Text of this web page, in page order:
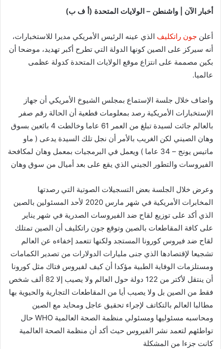
أخبار الآن | واشنطن – الولايات المتحدة (أ ف ب)
أعلن جون راتكليف الذي عينه الرئيس الأمريكي مديرا للاستخبارات،
أنه سيركز على الصين كونها الدولة التي تطرح أكبر تهديد، موضحا أن
بكين مصممة على انتزاع موقع الولايات المتحدة كدولة عظمى
عالميا.
واضاف خلال جلسة الإستماع بمجلس الشيوخ الأمريكي أن جهاز
الإستخبارات الأمريكية رصد بمعلومات قطعية أن الحالة رقم صفر
بالعالم جائت لسيدة تبلغ من العمر 61 عاما وخالطت 4 بائعين بسوق
وهان الصيني لكن الغريب بالأمر أن نجل تلك السيدة يدعى ( ماو
ماتيس يونج – 34 عاما ) ويعمل في البرمجيات بمعمل وهان لمكافحة
الفيروسات والتطور الجيني الذي يقع على بعد أميال من سوق وهان
وعرض خلال الجلسة بعض التسجيلات الصوتية التي رصدتها
المخابرات الأمريكية في شهر مارس 2020 لأحد المسئولين بالصين
الذي أكد على توزيع لقاح ضد الفيروسات الصدرية في شهر يناير
على كافة المقاطعات بالصين وتوقع جون راتكليف أن الصين تمتلك
لقاح ضد فيروس كورونا المستجد ولكنها تتعمد إخفاءه عن العالم
تشجيعا لإقتصادها الذي جنى مليارات الدولارات من تصدير الكمامات
ومستلزمات الوفاية الطبية مؤكدا أن كيف لفيروس فتاك مثل كورونا
أن ينتقل لأكتر من 122 دولة حول العالم ولا يصيب إلا 82 ألف شخص
فقط من الصين بل ولا يصيب أيا من المقاطعات التجارية والحيوية بها
مطالبا العالم بالتكاتف لإجراء تحقيق عاجل ومحايد مع الصين
ومحاسبه مسئوليها ومسئولي منظمة الصحة العالمية WHO حال
تواطئهم لتعمد نشر الفيروس حيث أكد أن منظمة الصحة العالمية
كانت جزءا من المشكلة